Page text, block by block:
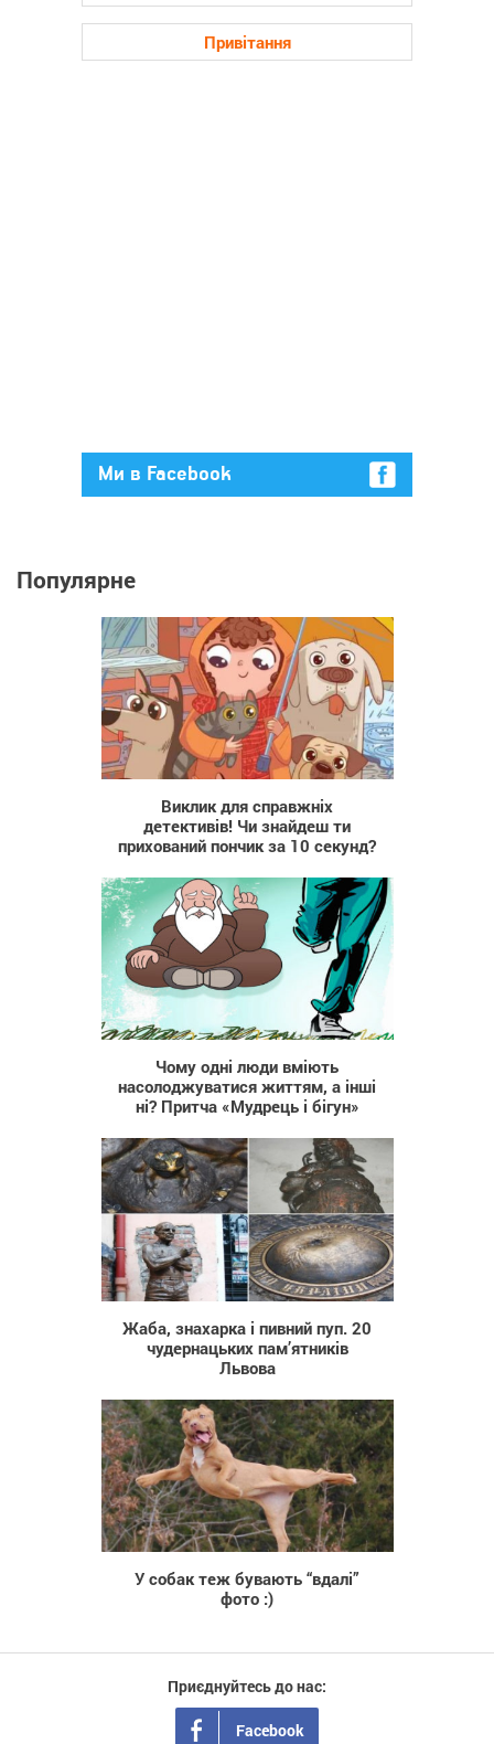
Привітання
Ми в Facebook
Популярне
311
Виклик для справжніх
детективів! Чи знайдеш ти
прихований пончик за 10 секунд?
12 039
Чому одні люди вміють
насолоджуватися життям, а інші
ні? Притча «Мудрець і бігун»
425
Жаба, знахарка і пивний пуп. 20
чудернацьких пам’ятників
Львова
1 091
У собак теж бувають “вдалі”
фото :)
Приєднуйтесь до нас:
Facebook